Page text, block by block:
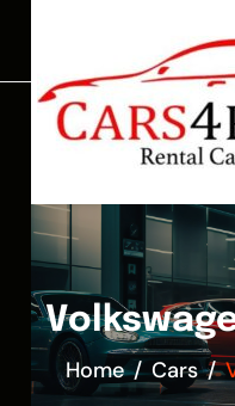
Home Cars